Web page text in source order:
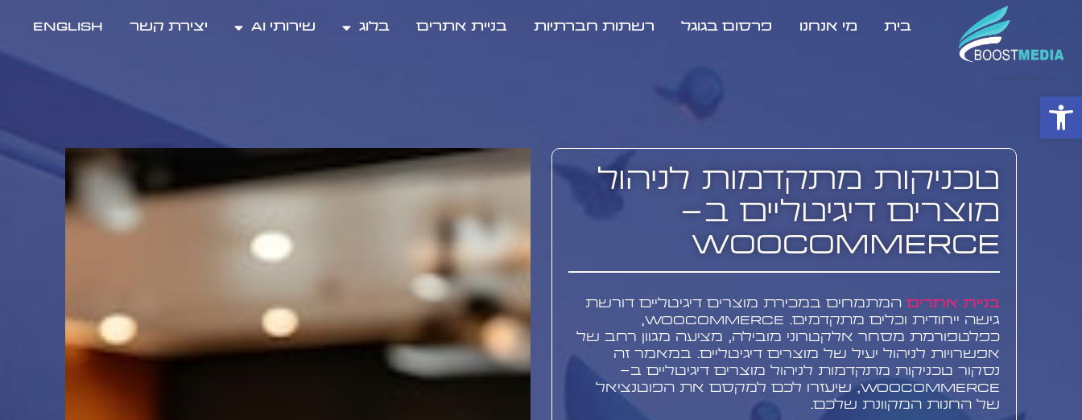
פתח סרגל נגישות
בית מי אנחנו פרסום בגוגל רשתות חברתיות בניית אתרים בלוג שירותי AI יצירת קשר ENGLISH
טכניקות מתקדמות לניהול
מוצרים דיגיטליים ב-
WooCommerce
בניית אתריםהמתמחים במכירת מוצרים דיגיטליים דורשת
גישה ייחודית וכלים מתקדמים. WooCommerce,
כפלטפורמת מסחר אלקטרוני מובילה, מציעה מגוון רחב של
אפשרויות לניהול יעיל של מוצרים דיגיטליים. במאמר זה
נסקור טכניקות מתקדמות לניהול מוצרים דיגיטליים ב-
WooCommerce, שיעזרו לכם למקסם את הפוטנציאל
של החנות המקוונת שלכם.